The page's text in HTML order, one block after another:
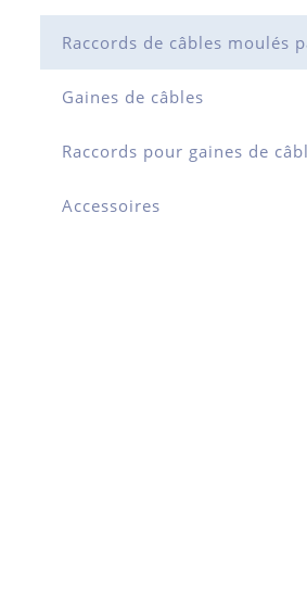
Raccords de câbles moulés
Gaines de câbles
Raccords pour gaines de
Accessoires